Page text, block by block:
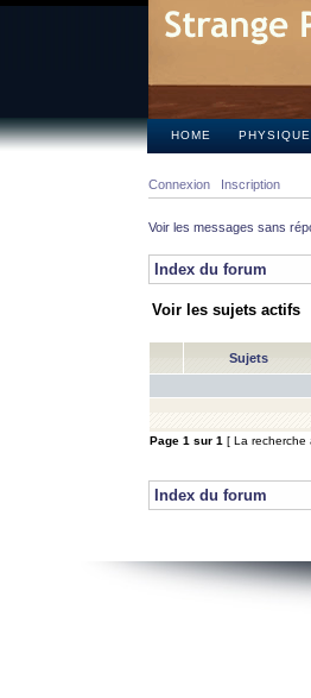
HOME PHYSIQUE
Connexion Inscription
Voir les messages sans
Index du forum
Voir les sujets actifs
Sujets
Page 1 sur 1 [ La recherche
Index du forum